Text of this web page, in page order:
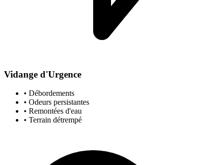
Vidange d'Urgence
• Débordements
• Odeurs persistantes
• Remontées d'eau
• Terrain détrempé